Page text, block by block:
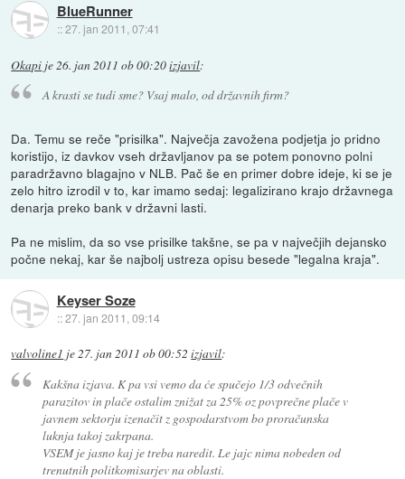
BlueRunner
::27. jan 2011, 07:41
Okapi je26. jan 2011 ob 00:20izjavil:
A krasti se tudi sme? Vsaj malo, od državnih firm?
Da. Temu se reče "prisilka". Največja zavožena podjetja jo pridno
koristijo, iz davkov vseh državljanov pa se potem ponovno polni
paradržavno blagajno v NLB. Pač še en primer dobre ideje, ki se je
zelo hitro izrodil v to, kar imamo sedaj: legalizirano krajo državnega
denarja preko bank v državni lasti.
Pa ne mislim, da so vse prisilke takšne, se pa v največjih dejansko
počne nekaj, kar še najbolj ustreza opisu besede "legalna kraja".
Keyser Soze
::27. jan 2011, 09:14
valvoline1 je27. jan 2011 ob 00:52 izjavil:
Kakšna izjava. K pa vsi vemo da će spučejo 1/3 odvečnih
parazitov in plače ostalim znižat za 25% oz povprečne plače v
javnem sektorju izenačit z gospodarstvom bo proračunska
luknja takoj zakrpana.
VSEM je jasno kaj je treba naredit. Le jajc nima nobeden od
trenutnih politkomisarjev na oblasti.